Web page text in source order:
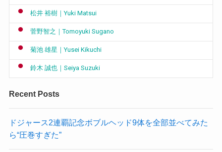
松井 裕樹｜Yuki Matsui
菅野智之｜Tomoyuki Sugano
菊池 雄星｜Yusei Kikuchi
鈴木 誠也｜Seiya Suzuki
Recent Posts
ドジャース2連覇記念ボブルヘッド9体を全部並べてみた
ら“圧巻すぎた”